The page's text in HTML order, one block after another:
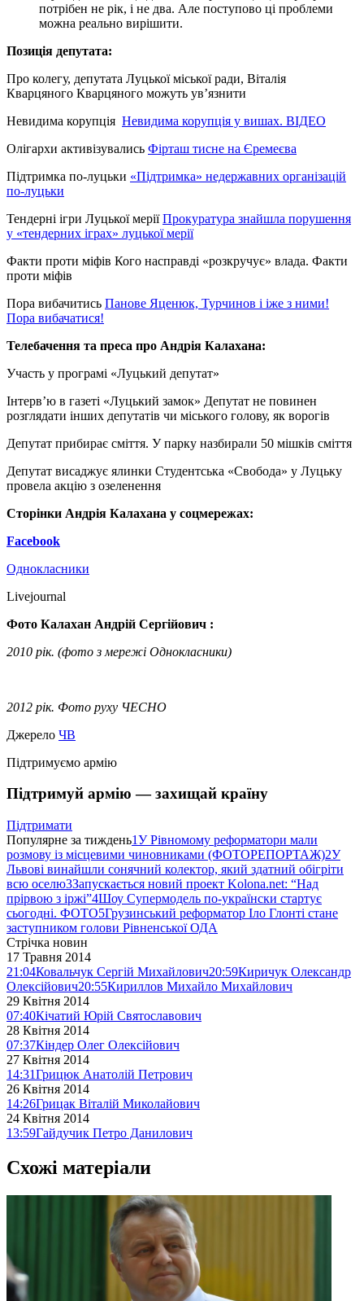
потрібен не рік, і не два. Але поступово ці проблеми
можна реально вирішити.
Позиція депутата:
Про колегу, депутата Луцької міської ради, Віталія
Кварцяного Кварцяного можуть ув’язнити
Невидима корупція Невидима корупція у вишах. ВІДЕО
Олігархи активізувались Фірташ тисне на Єремеєва
Підтримка по-луцьки «Підтримка» недержавних організацій
по-луцьки
Тендерні ігри Луцької меріїПрокуратура знайшла порушення
у «тендерних іграх» луцької мерії
Факти проти міфів Кого насправді «розкручує» влада. Факти
проти міфів
Пора вибачитись Панове Яценюк, Турчинов і іже з ними!
Пора вибачатися!
Телебачення та преса про Андрія Калахана:
Участь у програмі «Луцький депутат»
Інтерв’ю в газеті «Луцький замок» Депутат не повинен
розглядати інших депутатів чи міського голову, як ворогів
Депутат прибирає сміття. У парку назбирали 50 мішків сміття
Депутат висаджує ялинки Студентська «Свобода» у Луцьку
провела акцію з озеленення
Сторінки Андрія Калахана у соцмережах:
Facebook
Однокласники
Livejournal
Фото Калахан Андрій Сергійович :
2010 рік. (фото з мережі Однокласники)
2012 рік. Фото руху ЧЕСНО
Джерело ЧВ
Підтримуємо армію
Підтримуй армію — захищай країну
Підтримати
Популярне за тиждень1У Рівномому реформатори мали
розмову із місцевими чиновниками (ФОТОРЕПОРТАЖ)2У
Львові винайшли сонячний колектор, який здатний обігріти
всю оселю3Запускається новий проект Kolona.net: “Над
прірвою з іржі”4Шоу Супермодель по-українски стартує
сьогодні. ФОТО5Грузинський реформатор Іло Глонті стане
заступником голови Рівненської ОДА
Стрічка новин
17 Травня 2014
21:04Ковальчук Сергій Михайлович20:59Киричук Олександр
Олексійович20:55Кириллов Михайло Михайлович
29 Квітня 2014
07:40Кічатий Юрій Святославович
28 Квітня 2014
07:37Кіндер Олег Олексійович
27 Квітня 2014
14:31Грицюк Анатолій Петрович
26 Квітня 2014
14:26Грицак Віталій Миколайович
24 Квітня 2014
13:59Гайдучик Петро Данилович
Схожі матеріали